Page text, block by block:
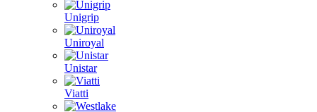
Unigrip
Uniroyal
Unistar
Viatti